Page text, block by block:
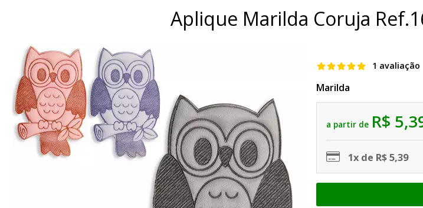
Aplique Marilda Coruja
1 avaliação
Marilda
a partir de R$
1x de R$ 5,39